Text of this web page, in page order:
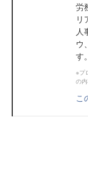
労
リ
人
ウ
す。
※プ
の
こ